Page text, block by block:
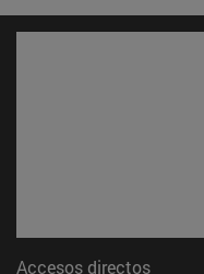
Accesos directos